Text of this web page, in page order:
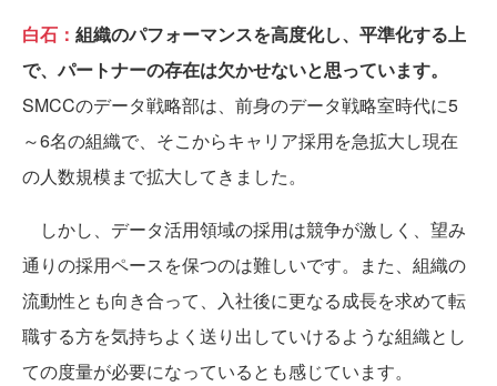
白石： 組織のパフォーマンスを高度化し、平準化する上
で、パートナーの存在は欠かせないと思っています。
SMCCのデータ戦略部は、前身のデータ戦略室時代に5
～6名の組織で、そこからキャリア採用を急拡大し現在
の人数規模まで拡大してきました。
しかし、データ活用領域の採用は競争が激しく、望み
通りの採用ペースを保つのは難しいです。また、組織の
流動性とも向き合って、入社後に更なる成長を求めて転
職する方を気持ちよく送り出していけるような組織とし
ての度量が必要になっているとも感じています。